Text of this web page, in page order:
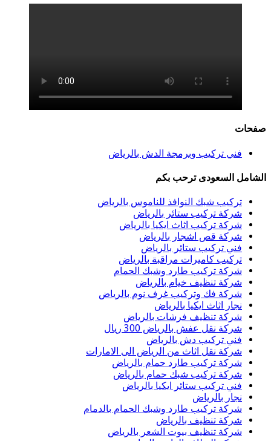
فني تركيب وبرمجة الدش بالرياض
السعودى ترحب بكم
تركيب شبك النوافذ للناموس بالرياض
شركة تركيب ستائر بالرياض
شركة تركيب اثاث ايكيا بالرياض
شركة قص اشجار بالرياض
فني تركيب ستائر بالرياض
تركيب كاميرات مراقبة بالرياض
شركة تركيب طارد وشبك الحمام
شركة تنظيف خيام بالرياض
شركة فك وتركيب غرف نوم بالرياض
نجار اثاث ايكيا بالرياض
شركة تنظيف فرشات بالرياض
شركة نقل عفش بالرياض 300 ريال
فني تركيب دش بالرياض
شركة نقل اثاث من الرياض الى الامارات
شركة تركيب طارد حمام بالرياض
شركة تركيب شبك حمام بالرياض
فني تركيب ستائر ايكيا بالرياض
نجار بالرياض
شركة تركيب طارد وشبك الحمام بالدمام
شركة تنظيف بالرياض
شركة تنظيف بيوت الشعر بالرياض